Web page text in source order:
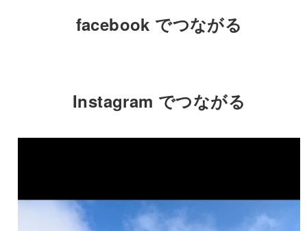
facebook でつながる
Instagram でつながる